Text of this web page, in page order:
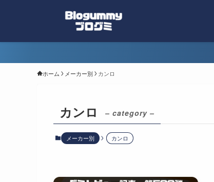
ホーム メーカー別 カンロ
カンロ – category –
メーカー別 カンロ